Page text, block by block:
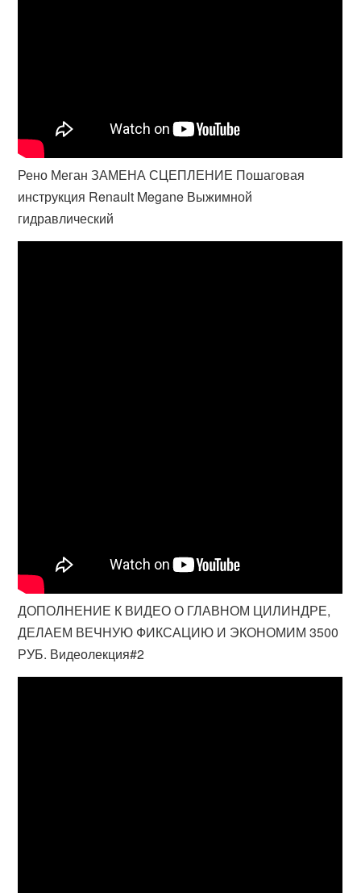
Рено Меган ЗАМЕНА СЦЕПЛЕНИЕ Пошаговая
инструкция Renault Megane Выжимной
гидравлический
ДОПОЛНЕНИЕ К ВИДЕО О ГЛАВНОМ ЦИЛИНДРЕ,
ДЕЛАЕМ ВЕЧНУЮ ФИКСАЦИЮ И ЭКОНОМИМ 3500
РУБ. Видеолекция#2